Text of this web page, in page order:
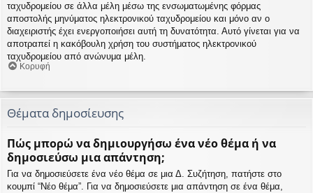
ταχυδρομείου σε άλλα μέλη μέσω της ενσωματωμένης φόρμας
αποστολής μηνύματος ηλεκτρονικού ταχυδρομείου και μόνο αν ο
διαχειριστής έχει ενεργοποιήσει αυτή τη δυνατότητα. Αυτό γίνεται για να
αποτραπεί η κακόβουλη χρήση του συστήματος ηλεκτρονικού
ταχυδρομείου από ανώνυμα μέλη.
Κορυφή
Θέματα δημοσίευσης
Πώς μπορώ να δημιουργήσω ένα νέο θέμα ή να
δημοσιεύσω μια απάντηση;
Για να δημοσιεύσετε ένα νέο θέμα σε μια Δ. Συζήτηση, πατήστε στο
κουμπί “Νέο θέμα”. Για να δημοσιεύσετε μια απάντηση σε ένα θέμα,